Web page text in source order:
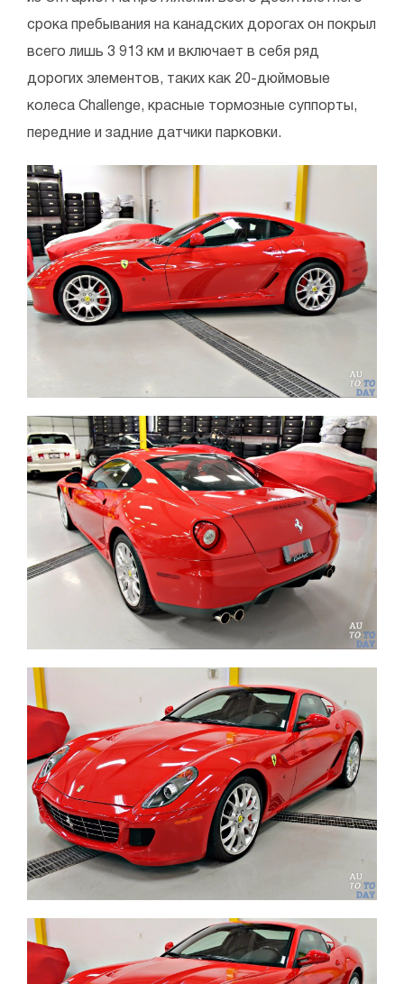
срока пребывания на канадских дорогах он покрыл
всего лишь 3 913 км и включает в себя ряд
дорогих элементов, таких как 20-дюймовые
колеса Challenge, красные тормозные суппорты,
передние и задние датчики парковки.